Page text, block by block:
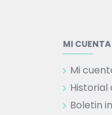
MI CUENTA
Mi
Historial
Boletin